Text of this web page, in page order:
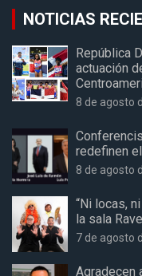
NOTICIAS
República
actuación
8 de agosto
redefinen
8 de agosto
“Ni locas,
la sala
7 de agosto
Agradecen